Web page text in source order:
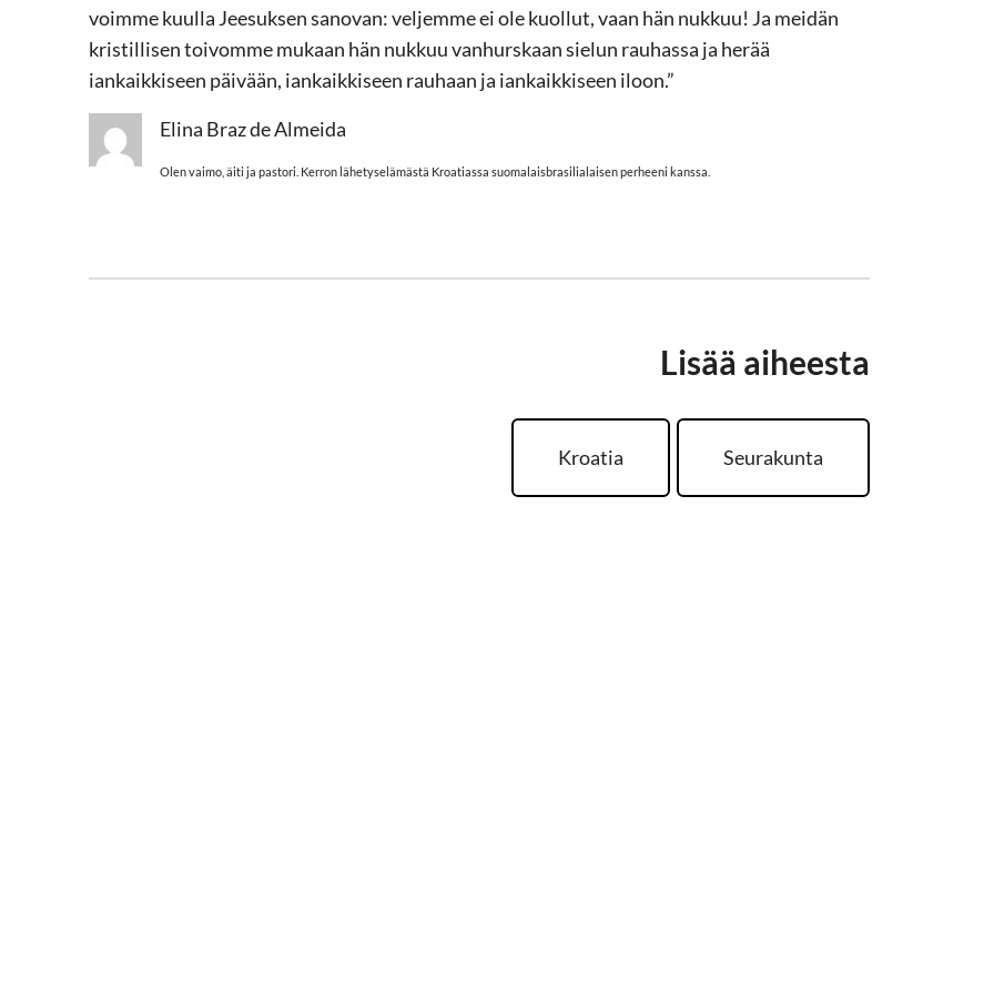
voimme kuulla Jeesuksen sanovan: veljemme ei ole kuollut, vaan hän nukkuu! Ja meidän
kristillisen toivomme mukaan hän nukkuu vanhurskaan sielun rauhassa ja herää
iankaikkiseen päivään, iankaikkiseen rauhaan ja iankaikkiseen iloon.”
Elina Braz de Almeida
Olen vaimo, äiti ja pastori. Kerron lähetyselämästä Kroatiassa suomalaisbrasilialaisen perheeni kanssa.
Lisää aiheesta
Kroatia Seurakunta